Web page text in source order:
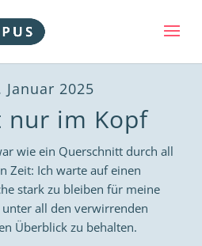
Januar 2025
nur im Kopf
wie ein Querschnitt durch all
Zeit: Ich warte auf einen
stark zu bleiben für meine
all den verwirrenden
Überblick zu behalten.